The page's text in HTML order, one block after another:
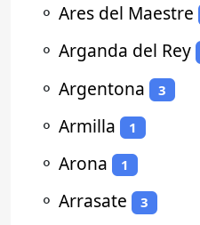
⚬ Ares del Maestre
⚬ Arganda del Rey
⚬ Argentona 3
⚬ Armilla 1
⚬ Arona 1
⚬ Arrasate 3